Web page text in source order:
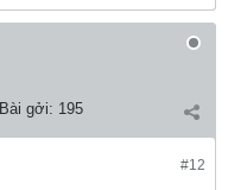
Bài gởi: 195
#12